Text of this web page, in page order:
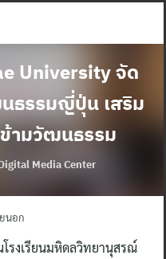
University จัด
ธรรมญี่ปุ่น เสริม
ามวัฒนธรรม
Media Center
นอก
รงเรียนมหิดลวิทยานุสรณ์